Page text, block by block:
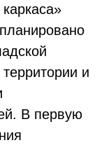
и
В первую